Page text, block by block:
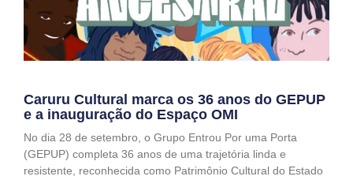
Caruru Cultural marca os 36 anos do GEPUP
e a inauguração do Espaço OMI
No dia 28 de setembro, o Grupo Entrou Por uma Porta
(GEPUP) completa 36 anos de uma trajetória linda e
resistente, reconhecida como Patrimônio Cultural do Estado